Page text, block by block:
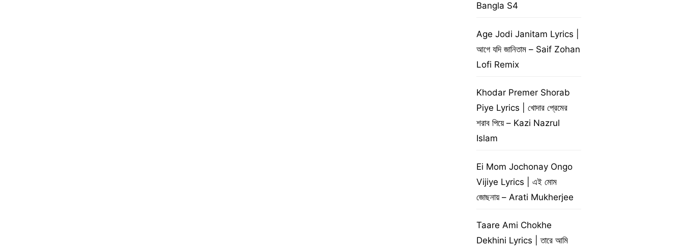
Bangla S4
Age Jodi Janitam Lyrics |
আগে যদি জানিতাম – Saif Zohan
Lofi Remix
Khodar Premer Shorab
Piye Lyrics | খোদার প্রেমের
শরাব পিয়ে – Kazi Nazrul
Islam
Ei Mom Jochonay Ongo
Vijiye Lyrics | এই মোম
জোছনায় – Arati Mukherjee
Taare Ami Chokhe
Dekhini Lyrics | তারে আমি